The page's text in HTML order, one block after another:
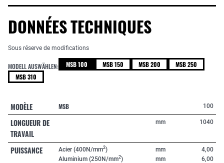
DONNÉES TECHNIQUES
Sous réserve de modifications
MODELL AUSWÄHLEN: MSB 100 MSB 150 MSB 200
MSB 250
MSB 310
MODÈLE MSB 100
LONGUEUR DE
TRAVAIL
mm 1040
PUISSANCE Acier (400N/mm2)
Aluminium (250N/mm2)
mm
mm
4,00
6,00